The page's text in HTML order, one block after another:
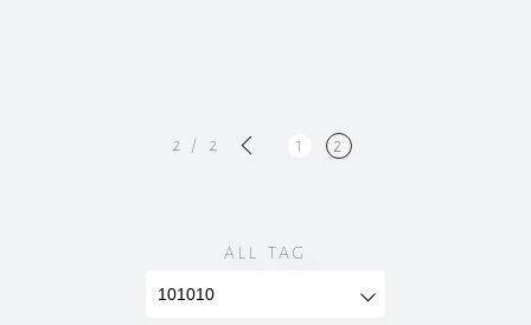
2 / 2 1 2
ALL TAG